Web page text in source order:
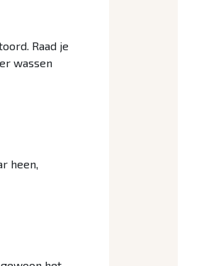
Raad je
wassen
heen,